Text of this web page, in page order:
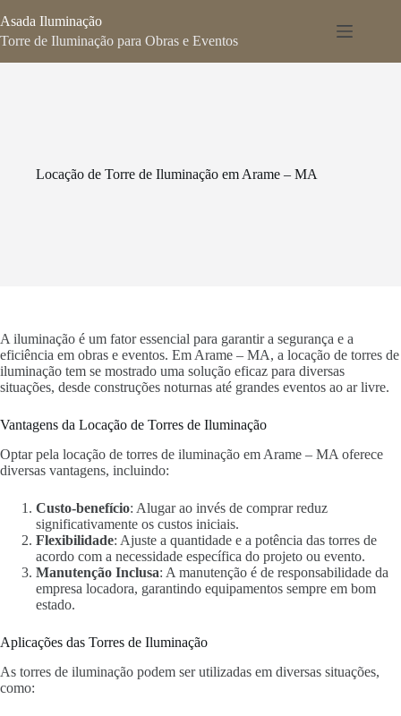
para
o
Asada Iluminação
Torre de Iluminação para Obras e Eventos
Locação de Torre de Iluminação em Arame – MA
A iluminação é um fator essencial para garantir a segurança e a
eficiência em obras e eventos. Em Arame – MA, a locação de torres de
iluminação tem se mostrado uma solução eficaz para diversas
situações, desde construções noturnas até grandes eventos ao ar livre.
Vantagens da Locação de Torres de Iluminação
Optar pela locação de torres de iluminação em Arame – MA oferece
diversas vantagens, incluindo:
Custo-benefício: Alugar ao invés de comprar reduz
significativamente os custos iniciais.
Flexibilidade: Ajuste a quantidade e a potência das torres de
acordo com a necessidade específica do projeto ou evento.
Manutenção Inclusa: A manutenção é de responsabilidade da
empresa locadora, garantindo equipamentos sempre em bom
estado.
Aplicações das Torres de Iluminação
As torres de iluminação podem ser utilizadas em diversas situações,
como: